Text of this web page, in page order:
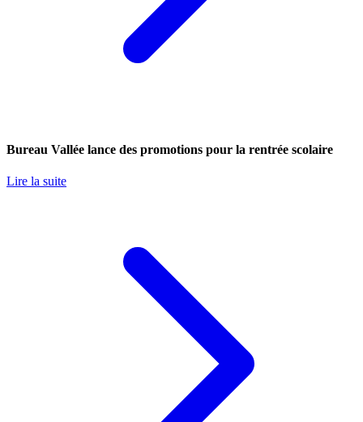
Bureau Vallée lance des promotions pour la rentrée scolaire
Lire la suite